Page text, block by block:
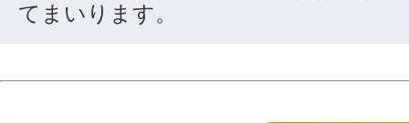
てまいります。